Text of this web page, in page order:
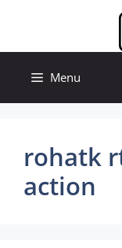
content
Menu
rohatk
action